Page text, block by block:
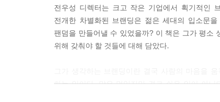
무언가가 있어야 그에 대한 사람들의 생각과 인상
---「01. 좋은 브랜딩의 조건 ‘장기하를 좋아하는 이
몇 년 전 국내 한 편집숍에서 스웨덴 브랜드의 코
전우성 디렉터는 크고 작은 기업에서 획기적인
전개한 차별화된 브랜딩은 젊은 세대의 입소문
팬덤을 만들어낼 수 있었을까? 이 책은 그가 평소
위해 갖춰야 할 것들에 대해 담았다.
하는 일이다. 말은 멋있지만 결코 쉬운 일이 아